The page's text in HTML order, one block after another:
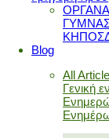
ΚΗΠΟΣ
Blog
All
Γενική